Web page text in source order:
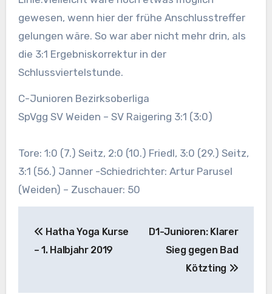
gewesen, wenn hier der frühe Anschlusstreffer
gelungen wäre. So war aber nicht mehr drin, als
die 3:1 Ergebniskorrektur in der
Schlussviertelstunde.
C-Junioren Bezirksoberliga
SpVgg SV Weiden – SV Raigering 3:1 (3:0)
Tore: 1:0 (7.) Seitz, 2:0 (10.) Friedl, 3:0 (29.) Seitz,
3:1 (56.) Janner -Schiedrichter: Artur Parusel
(Weiden) – Zuschauer: 50
Hatha Yoga Kurse
– 1. Halbjahr 2019
D1-Junioren: Klarer
Sieg gegen Bad
Kötzting